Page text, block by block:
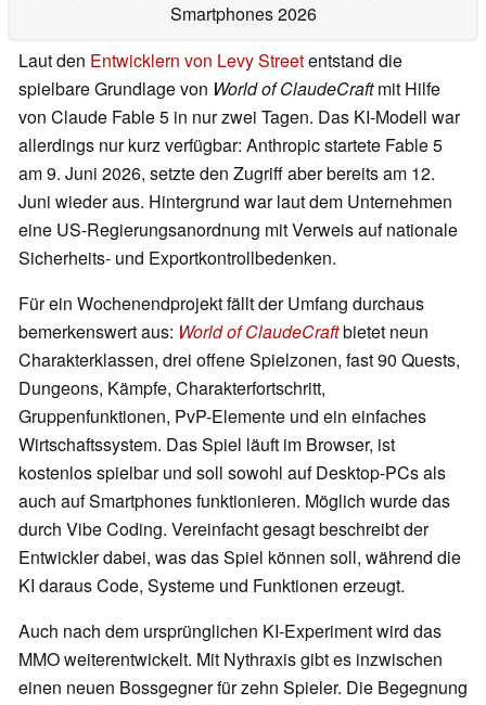
Smartphones 2026
Laut den Entwicklern von Levy Streetentstand die
spielbare Grundlage von World of ClaudeCraftmit Hilfe
von Claude Fable 5 in nur zwei Tagen. Das KI-Modell war
allerdings nur kurz verfügbar: Anthropic startete Fable 5
am 9. Juni 2026, setzte den Zugriff aber bereits am 12.
Juni wieder aus. Hintergrund war laut dem Unternehmen
eine US-Regierungsanordnung mit Verweis auf nationale
Sicherheits- und Exportkontrollbedenken.
Für ein Wochenendprojekt fällt der Umfang durchaus
bemerkenswert aus: World of ClaudeCraftbietet neun
Charakterklassen, drei offene Spielzonen, fast 90 Quests,
Dungeons, Kämpfe, Charakterfortschritt,
Gruppenfunktionen, PvP-Elemente und ein einfaches
Wirtschaftssystem. Das Spiel läuft im Browser, ist
kostenlos spielbar und soll sowohl auf Desktop-PCs als
auch auf Smartphones funktionieren. Möglich wurde das
durch Vibe Coding. Vereinfacht gesagt beschreibt der
Entwickler dabei, was das Spiel können soll, während die
KI daraus Code, Systeme und Funktionen erzeugt.
Auch nach dem ursprünglichen KI-Experiment wird das
MMO weiterentwickelt. Mit Nythraxis gibt es inzwischen
einen neuen Bossgegner für zehn Spieler. Die Begegnung